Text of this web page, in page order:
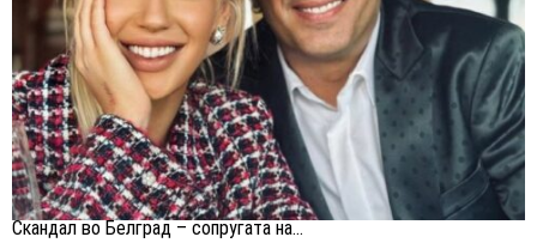
Скандал во Белград – сопругата на...